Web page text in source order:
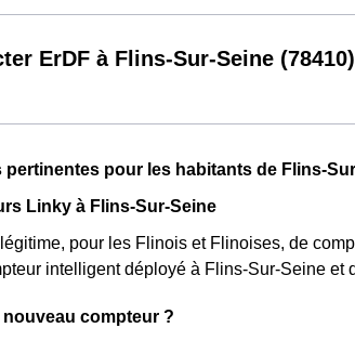
ErDF à Flins-Sur-Seine (78410)
pertinentes pour les habitants de Flins-
Linky à Flins-Sur-Seine
légitime, pour les Flinois et Flinoises, de
intelligent déployé à Flins-Sur-Seine et
compteur ?